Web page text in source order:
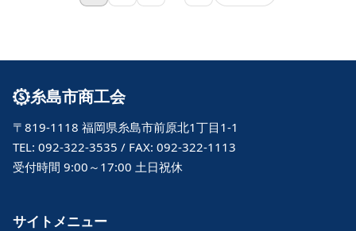
糸島市商工会
〒819-1118 福岡県糸島市前原北1丁目1-1
TEL: 092-322-3535 / FAX: 092-322-1113
受付時間 9:00～17:00 土日祝休
サイトメニュー